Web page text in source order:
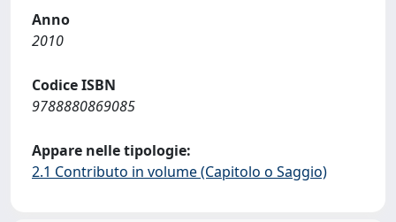
Anno
2010
Codice ISBN
9788880869085
Appare nelle tipologie:
2.1 Contributo in volume (Capitolo o Saggio)